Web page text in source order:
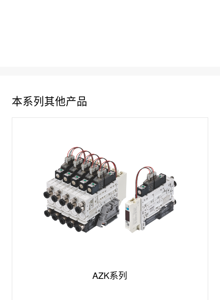
本系列其他产品
AZK系列